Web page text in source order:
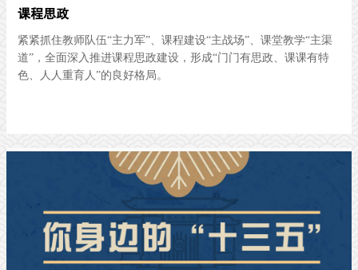
课程思政
紧紧抓住教师队伍“主力军”、课程建设“主战场”、课堂教学“主渠
道”，全面深入推进课程思政建设，形成“门门有思政、课课有特
色、人人重育人”的良好格局。